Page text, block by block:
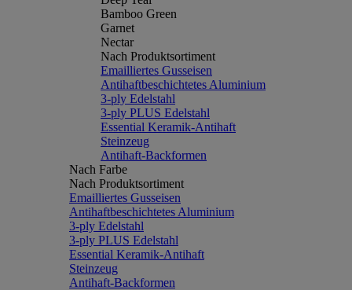
Bamboo Green
Garnet
Nectar
Nach Produktsortiment
Emailliertes Gusseisen
Antihaftbeschichtetes Aluminium
3-ply Edelstahl
3-ply PLUS Edelstahl
Essential Keramik-Antihaft
Steinzeug
Antihaft-Backformen
Nach Farbe
Nach Produktsortiment
Emailliertes Gusseisen
Antihaftbeschichtetes Aluminium
3-ply Edelstahl
3-ply PLUS Edelstahl
Essential Keramik-Antihaft
Steinzeug
Antihaft-Backformen